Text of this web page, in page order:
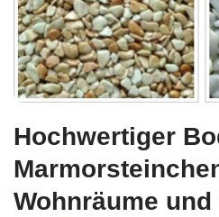
Hochwertiger
Wohnräume und